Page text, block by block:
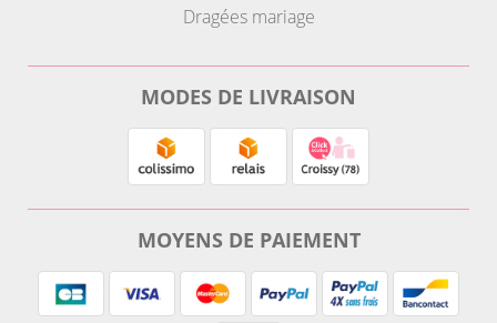
Dragées mariage
MODES DE LIVRAISON
MOYENS DE PAIEMENT